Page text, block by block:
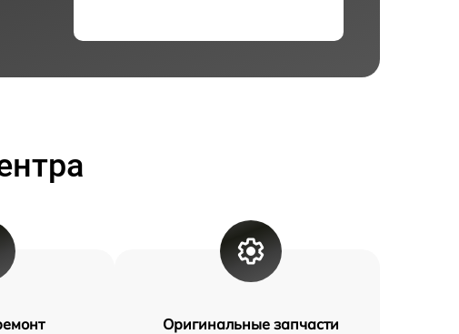
Оригинальные запчасти